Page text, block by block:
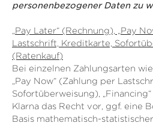
personenbezogener Daten zu
„Pay Later“ (Rechnung), „Pay
Lastschrift, Kreditkarte,
(Ratenkauf)
Bei einzelnen Zahlungsarten
„Pay Now“ (Zahlung per
Sofortüberweisung),
Klarna das Recht vor, ggf. eine
Basis mathematisch-